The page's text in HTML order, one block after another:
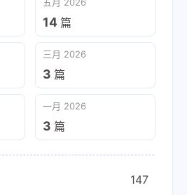
14 篇
三月 2026
3 篇
一月 2026
3 篇
147